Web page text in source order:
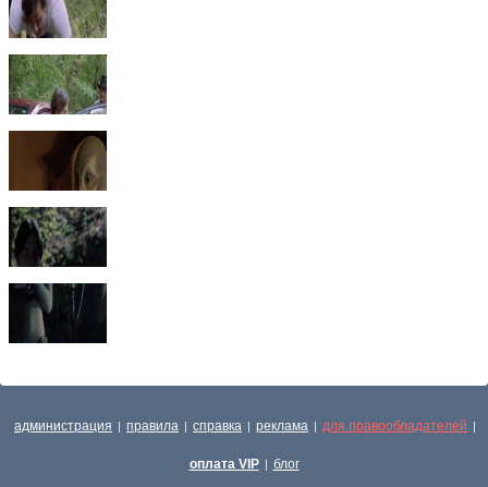
администрация | правила | справка | реклама | для правообладателей |
оплата VIP | блог